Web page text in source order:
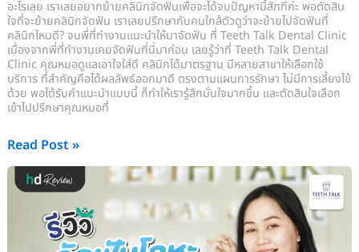
อะไรเลย เราเลยอยากย้ายคลินิกจัดฟันเพื่อจะได้จบปัญหานี้สักทีค่ะ พอตัดสิน
ใจที่จะย้ายคลินิกจัดฟัน เราเลยปรึกษากับคนใกล้ตัวดูว่าจะย้ายไปจัดฟันที่
คลินิกไหนดี? จนพี่ที่ทำงานแนะนำให้มาจัดฟัน ที่ Teeth Talk Dental Clinic
เนื่องจากพี่ที่ทำงานเคยจัดฟันที่นี่มาก่อน เลยรู้ว่าที่ Teeth Talk Dental
Clinic คุณหมอดูแลเอาใจใส่ดี คลินิกได้มาตรฐาน มีหลายสาขาให้เลือกใช้
บริการ ที่สำคัญคือได้ผลลัพธ์ออกมาดี ตรงตามแผนการรักษา ไม่มีการเลี้ยงไข้
ด้วย พอได้รับคำแนะนำแบบนี้ ก็ทำให้เรารู้สึกมั่นใจมากขึ้น และตัดสินใจเลือก
เข้าไปปรึกษาคุณหมอที่
Dental
Clinic
Read Post »
รีวิว
จัด